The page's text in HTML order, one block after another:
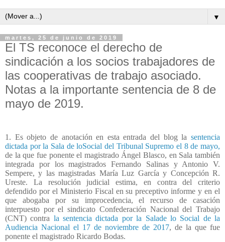
▼
martes, 25 de junio de 2019
El TS reconoce el derecho de
sindicación a los socios trabajadores de
las cooperativas de trabajo asociado.
Notas a la importante sentencia de 8 de
mayo de 2019.
1. Es objeto de anotación en esta entrada del blog la sentencia
dictada por la Sala de loSocial del Tribunal Supremo el 8 de mayo,
de la que fue ponente el magistrado Ángel Blasco, en Sala también
integrada por los magistrados Fernando Salinas y Antonio V.
Sempere, y las magistradas María Luz García y Concepción R.
Ureste. La resolución judicial estima, en contra del criterio
defendido por el Ministerio Fiscal en su preceptivo informe y en el
que abogaba por su improcedencia, el recurso de casación
interpuesto por el sindicato Confederación Nacional del Trabajo
(CNT) contra la sentencia dictada por la Salade lo Social de la
Audiencia Nacional el 17 de noviembre de 2017, de la que fue
ponente el magistrado Ricardo Bodas.